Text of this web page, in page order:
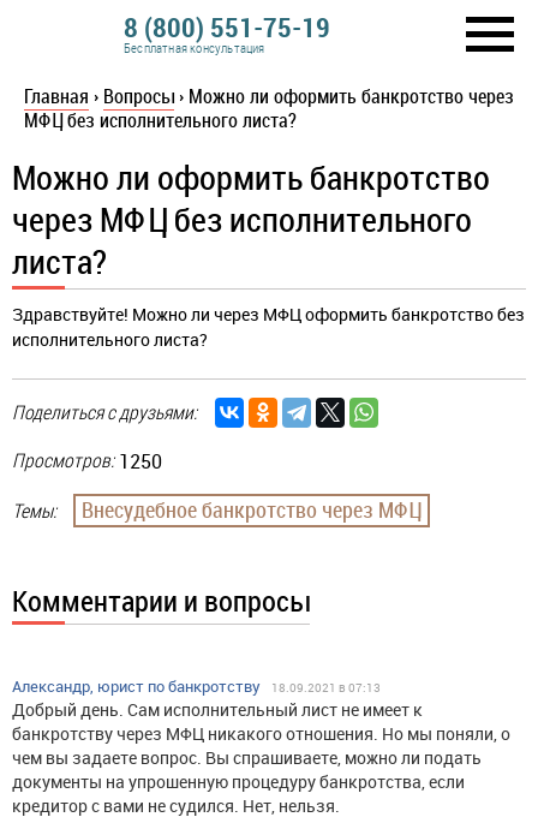
8 (800) 551-75-19
Бесплатная консультация
Главная › Вопросы › Можно ли оформить банкротство через
МФЦ без исполнительного листа?
Можно ли оформить банкротство
через МФЦ без исполнительного
листа?
Здравствуйте! Можно ли через МФЦ оформить банкротство без
исполнительного листа?
Поделиться с друзьями:
Просмотров:1250
Темы:
Внесудебное банкротство через МФЦ
Комментарии и вопросы
Александр, юрист по банкротству 18.09.2021 в 07:13
Добрый день. Сам исполнительный лист не имеет к
банкротству через МФЦ никакого отношения. Но мы поняли, о
чем вы задаете вопрос. Вы спрашиваете, можно ли подать
документы на упрошенную процедуру банкротства, если
кредитор с вами не судился. Нет, нельзя.